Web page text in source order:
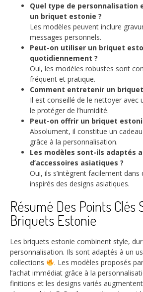
Quel type de personnalisation
un briquet estonie ?
Les modèles peuvent inclure
messages personnels.
Peut-on utiliser un briquet
quotidiennement ?
Oui, les modèles robustes sont
fréquent et pratique.
Comment entretenir un
Il est conseillé de le nettoyer avec
le protéger de l’humidité.
Peut-on offrir un briquet
Absolument, il constitue un
grâce à la personnalisation.
Les modèles sont-ils adaptés
d’accessoires asiatiques ?
Oui, ils s’intègrent facilement dans
inspirés des designs asiatiques.
Résumé Des Points Clés
Briquets Estonie
Les briquets estonie combinent style,
personnalisation. Ils sont adaptés à un
collections
. Les modèles proposés
l’achat immédiat grâce à la
finitions et les designs variés